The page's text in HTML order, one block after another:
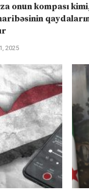
onun kompası
2025